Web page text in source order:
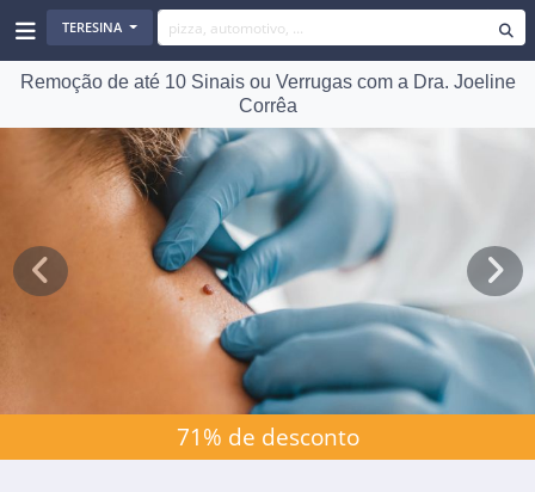
TERESINA
Remoção de até 10 Sinais ou Verrugas com a Dra. Joeline
Corrêa
Previous Next
71% de desconto